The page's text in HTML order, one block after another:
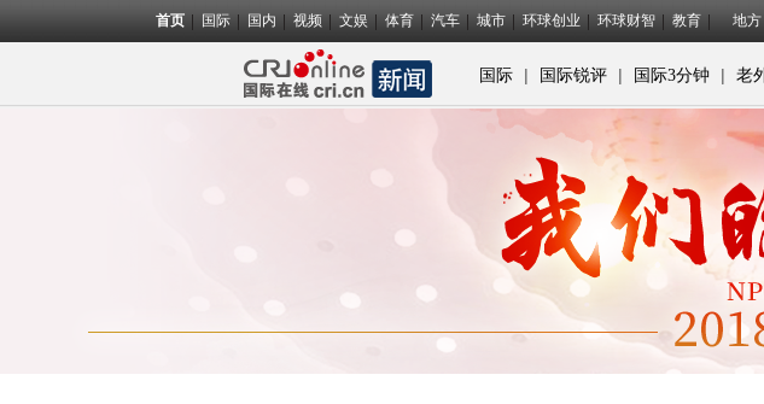
首页 国际 国内 视频 文娱 体育 汽车 城市 环球创业 环球财智 教育 地方
国际 | 国际锐评 | 国际3分钟 | 老